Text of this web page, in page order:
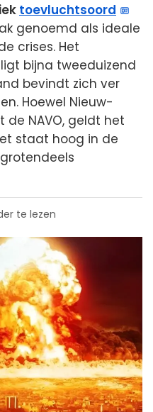
toevluchtsoord
genoemd als ideale
crises. Het
bijna tweeduizend
bevindt zich ver
Hoewel Nieuw-
NAVO, geldt het
staat hoog in de
te lezen